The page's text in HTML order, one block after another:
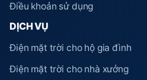
Điều khoản sử dụng
DỊCH VỤ
Điện mặt trời cho hộ gia đình
Điện mặt trời cho nhà xưởng